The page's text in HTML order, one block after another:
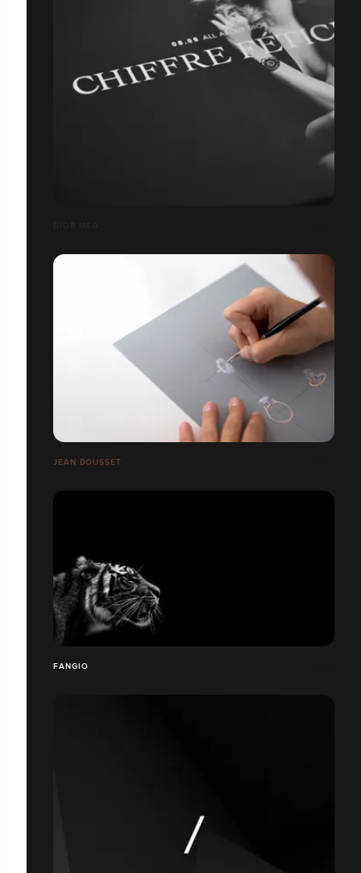
JEAN DOUSSET
FANGIO